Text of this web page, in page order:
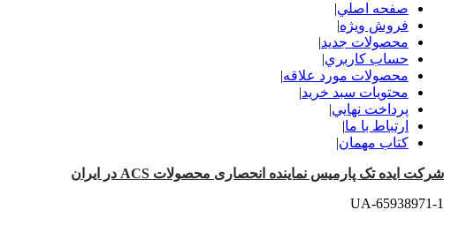
صفحه اصلي|
فروش ویژه|
محصولات جدید|
حساب کاربري|
محصولات مورد علاقه|
محتويات سبد خريد|
پرداخت نهايي|
ارتباط با ما|
کتاب مهمان|
شرکت ایده تک پارمیس نماینده انحصاری محصولات ACS در ایران
UA-65938971-1